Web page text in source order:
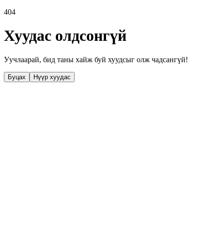
404
Хуудас олдсонгүй
Уучлаарай, бид таны хайж буй хуудсыг олж чадсангүй!
Буцах Нүүр хуудас